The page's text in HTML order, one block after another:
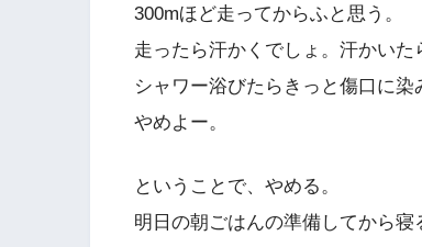
300mほど走ってからふと思う。
走ったら汗かくでしょ。汗かいた
シャワー浴びたらきっと傷口に染
やめよー。
ということで、やめる。
明日の朝ごはんの準備してから寝